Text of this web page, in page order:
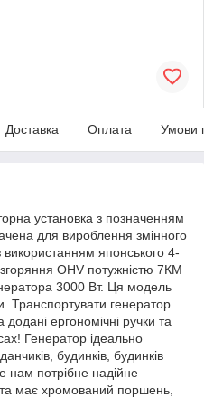
Доставка Оплата Умови
установка з позначенням
для вироблення змінного
японського 4-
OHV потужністю 7КМ
3000 Вт. Ця модель
Транспортувати генератор
додані ергономічні ручки та
Генератор ідеально
будинків, будинків
нам потрібне надійне
має хромований поршень,